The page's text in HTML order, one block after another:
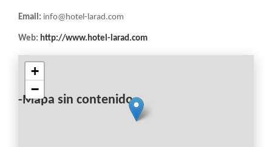
Email: info@hotel-larad.com
Web: http://www.hotel-larad.com
-Mapa sin contenido-
+
−